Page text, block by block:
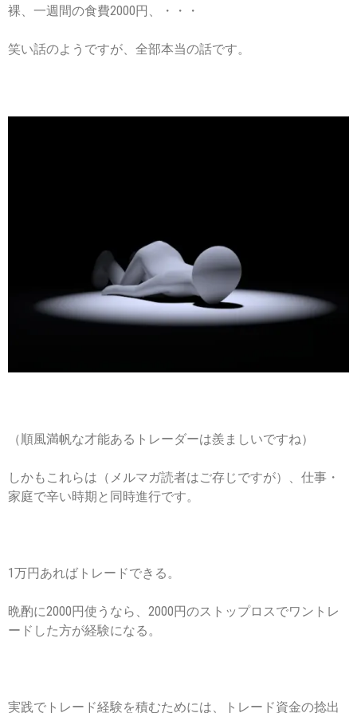
裸、一週間の食費2000円、・・・
笑い話のようですが、全部本当の話です。
（順風満帆な才能あるトレーダーは羨ましいですね）
しかもこれらは（メルマガ読者はご存じですが）、仕事・
家庭で辛い時期と同時進行です。
1万円あればトレードできる。
晩酌に2000円使うなら、2000円のストップロスでワントレ
ードした方が経験になる。
実践でトレード経験を積むためには、トレード資金の捻出